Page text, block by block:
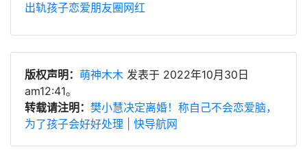
出轨孩子恋爱朋友圈 网红
版权声明： 萌神木木 发表于 2022年10月30日
am12:41。
转载请注明： 樊小慧决定离婚！称自己不会恋爱脑，
为了孩子会好好处理 | 快导航网